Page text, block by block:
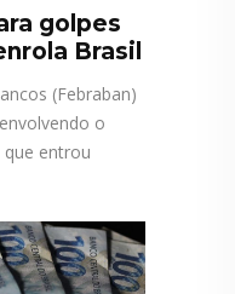
golpes
Brasil
(Febraban)
o
entrou